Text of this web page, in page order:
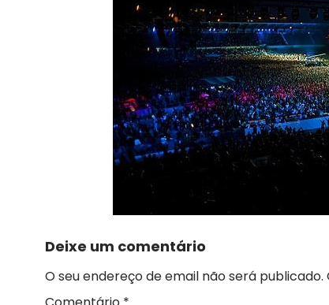
Deixe um comentário
O seu endereço de email não será publicado.